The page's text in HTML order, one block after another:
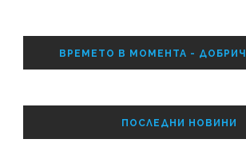
ВРЕМЕТО В МОМЕНТА - ДОБРИЧ
ПОСЛЕДНИ НОВИНИ